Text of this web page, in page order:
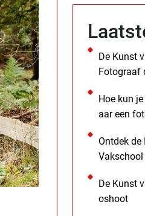
De Kunst
Fotograaf
Hoe kun
aar een
Ontdek
De Kunst
oshoot